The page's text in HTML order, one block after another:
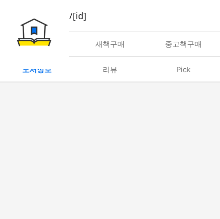
book/rent/[id]
대여 새책구매 중고책구매
도서정보 리뷰 Pick